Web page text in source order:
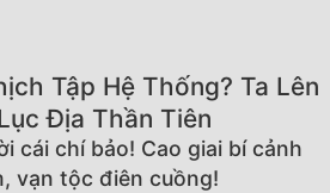
Tập Hệ Thống? Ta Lên
Địa Thần Tiên
cái chí bảo! Cao giai bí cảnh
vạn tộc điên cuồng!